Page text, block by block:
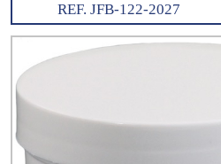
REF. JFB-122-2027